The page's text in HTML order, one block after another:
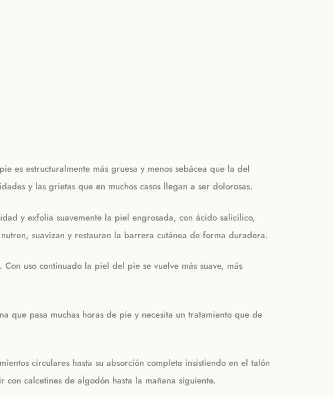
es estructuralmente más gruesa y menos sebácea que la del
y las grietas que en muchos casos llegan a ser dolorosas.
y exfolia suavemente la piel engrosada, con ácido salicílico,
suavizan y restauran la barrera cutánea de forma duradera.
uso continuado la piel del pie se vuelve más suave, más
que pasa muchas horas de pie y necesita un tratamiento que de
circulares hasta su absorción completa insistiendo en el talón
calcetines de algodón hasta la mañana siguiente.